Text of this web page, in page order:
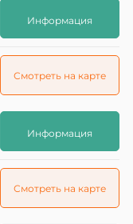
Информация
Смотреть на карте
Информация
Смотреть на карте